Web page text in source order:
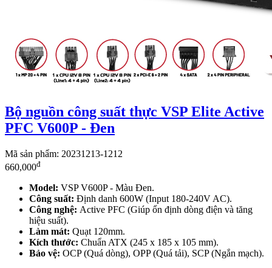
Bộ nguồn công suất thực VSP Elite Active
PFC V600P - Đen
Mã sản phẩm: 20231213-1212
660,000đ
Model: VSP V600P - Màu Đen.
Công suất: Định danh 600W (Input 180-240V AC).
Công nghệ: Active PFC (Giúp ổn định dòng điện và tăng
hiệu suất).
Làm mát: Quạt 120mm.
Kích thước: Chuẩn ATX (245 x 185 x 105 mm).
Bảo vệ: OCP (Quá dòng), OPP (Quá tải), SCP (Ngắn mạch).